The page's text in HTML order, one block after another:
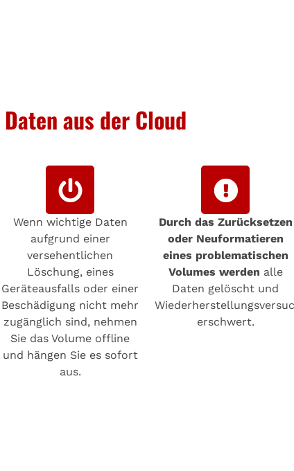
aus der Cloud
Wenn wichtige Daten
aufgrund einer
versehentlichen
Löschung, eines
Geräteausfalls oder einer
Beschädigung nicht mehr
zugänglich sind, nehmen
Sie das Volume offline
und hängen Sie es sofort
aus.
Durch das Zurücksetzen
oder Neuformatieren
eines problematischen
Volumes werden alle
Daten gelöscht und
erschwert.